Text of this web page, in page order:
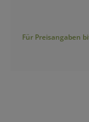
Für Preisangaben